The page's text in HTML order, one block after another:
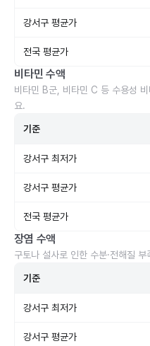
강서구 평균가
전국 평균가
비타민 수액
비타민 B군, 비타민 C 등 수용성
요.
기준
강서구 최저가
강서구 평균가
전국 평균가
장염 수액
구토나 설사로 인한 수분·전해질
기준
강서구 최저가
강서구 평균가